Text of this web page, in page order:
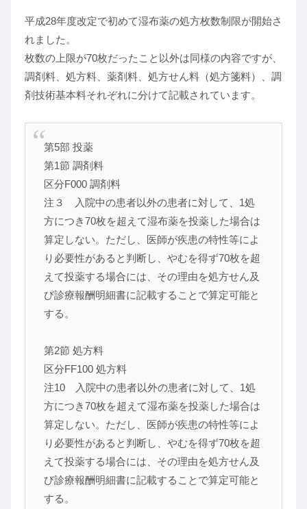
平成28年度改定で初めて湿布薬の処方枚数制限が開始さ
れました。
枚数の上限が70枚だったこと以外は同様の内容ですが、
調剤料、処方料、薬剤料、処方せん料（処方箋料）、調
剤技術基本料それぞれに分けて記載されています。
第5部 投薬
第1節 調剤料
区分F000 調剤料
注３ 入院中の患者以外の患者に対して、1処
方につき70枚を超えて湿布薬を投薬した場合は
算定しない。ただし、医師が疾患の特性等によ
り必要性があると判断し、やむを得ず70枚を超
えて投薬する場合には、その理由を処方せん及
び診療報酬明細書に記載することで算定可能と
する。
第2節 処方料
区分FF100 処方料
注10 入院中の患者以外の患者に対して、1処
方につき70枚を超えて湿布薬を投薬した場合は
算定しない。ただし、医師が疾患の特性等によ
り必要性があると判断し、やむを得ず70枚を超
えて投薬する場合には、その理由を処方せん及
び診療報酬明細書に記載することで算定可能と
する。